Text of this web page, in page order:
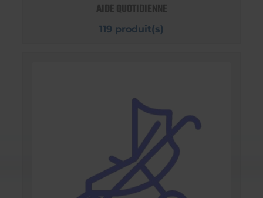
AIDE QUOTIDIENNE
119 produit(s)